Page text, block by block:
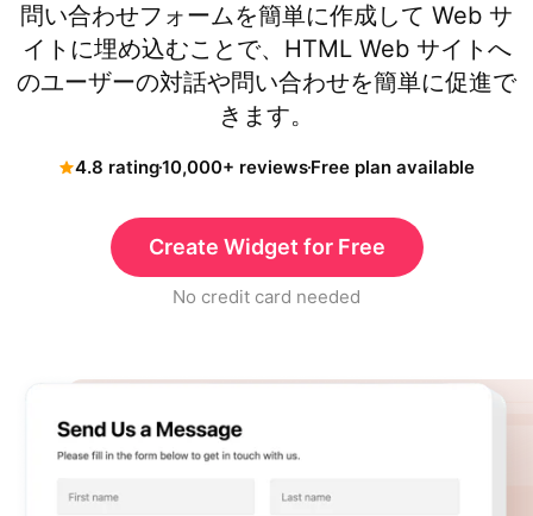
問い合わせフォームを簡単に作成して Web サ
イトに埋め込むことで、HTML Web サイトへ
のユーザーの対話や問い合わせを簡単に促進で
きます。
4.8 rating10,000+ reviewsFree plan available
Create Widget for Free
No credit card needed